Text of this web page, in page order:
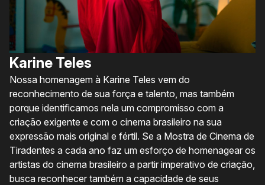
Karine Teles
Nossa homenagem à Karine Teles vem do
reconhecimento de sua força e talento, mas também
porque identificamos nela um compromisso com a
criação exigente e com o cinema brasileiro na sua
expressão mais original e fértil. Se a Mostra de Cinema de
Tiradentes a cada ano faz um esforço de homenagear os
artistas do cinema brasileiro a partir imperativo de criação,
busca reconhecer também a capacidade de seus